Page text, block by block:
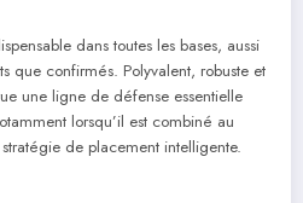
dans toutes les bases, aussi
que confirmés. Polyvalent, robuste et
une ligne de défense essentielle
lorsqu’il est combiné au
de placement intelligente.